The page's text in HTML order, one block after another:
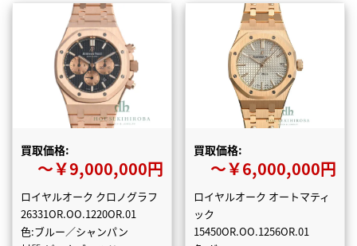
買取価格:
〜￥9,000,000円
ロイヤルオーク クロノグラフ
26331OR.OO.1220OR.01
色:ブルー／シャンパン
買取価格:
〜￥6,000,000円
ロイヤルオーク オートマティ
ック
15450OR.OO.1256OR.01